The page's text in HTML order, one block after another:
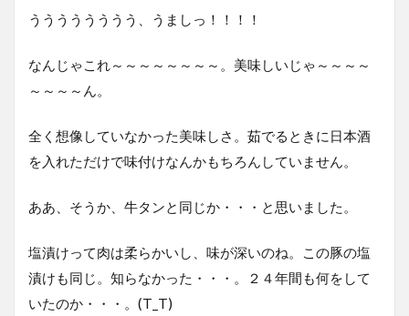
うううううううう、うましっ！！！！
なんじゃこれ～～～～～～～～。美味しいじゃ～～～～
～～～～ん。
全く想像していなかった美味しさ。茹でるときに日本酒
を入れただけで味付けなんかもちろんしていません。
ああ、そうか、牛タンと同じか・・・と思いました。
塩漬けって肉は柔らかいし、味が深いのね。この豚の塩
漬けも同じ。知らなかった・・・。２４年間も何をして
いたのか・・・。(T_T)